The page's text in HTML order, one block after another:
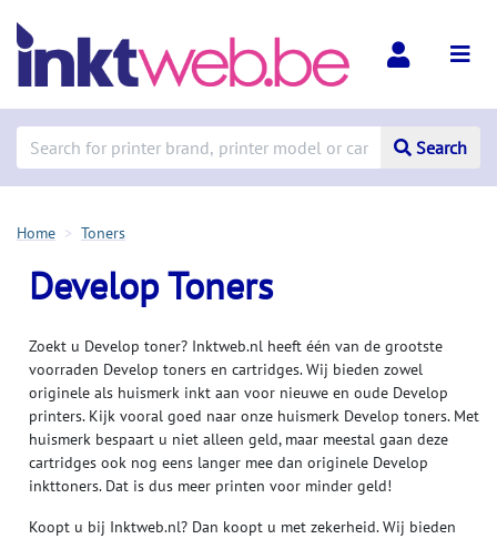
Search
Home Toners
Develop Toners
Zoekt u Develop toner? Inktweb.nl heeft één van de grootste
voorraden Develop toners en cartridges. Wij bieden zowel
originele als huismerk inkt aan voor nieuwe en oude Develop
printers. Kijk vooral goed naar onze huismerk Develop toners. Met
huismerk bespaart u niet alleen geld, maar meestal gaan deze
cartridges ook nog eens langer mee dan originele Develop
inkttoners. Dat is dus meer printen voor minder geld!
Koopt u bij Inktweb.nl? Dan koopt u met zekerheid. Wij bieden